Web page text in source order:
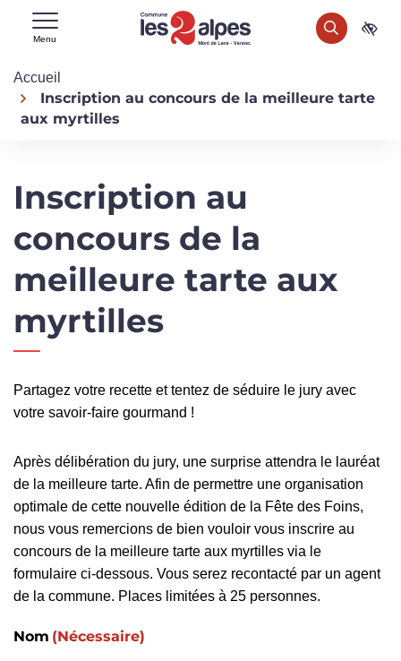
navigation
de
page
Menu
RECHERCHER
Accueil
Inscription au concours de la meilleure tarte
aux myrtilles
Inscription au
concours de la
meilleure tarte aux
myrtilles
Partagez votre recette et tentez de séduire le jury avec
votre savoir-faire gourmand !
Après délibération du jury, une surprise attendra le lauréat
de la meilleure tarte. Afin de permettre une organisation
optimale de cette nouvelle édition de la Fête des Foins,
nous vous remercions de bien vouloir vous inscrire au
concours de la meilleure tarte aux myrtilles via le
formulaire ci-dessous. Vous serez recontacté par un agent
de la commune. Places limitées à 25 personnes.
Nom (Nécessaire)